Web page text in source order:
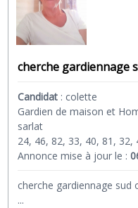
cherche gardiennage
Candidat : colette
Gardien de maison et
sarlat
24, 46, 82, 33, 40, 81, 32,
Annonce mise à jour le :
cherche gardiennage
...